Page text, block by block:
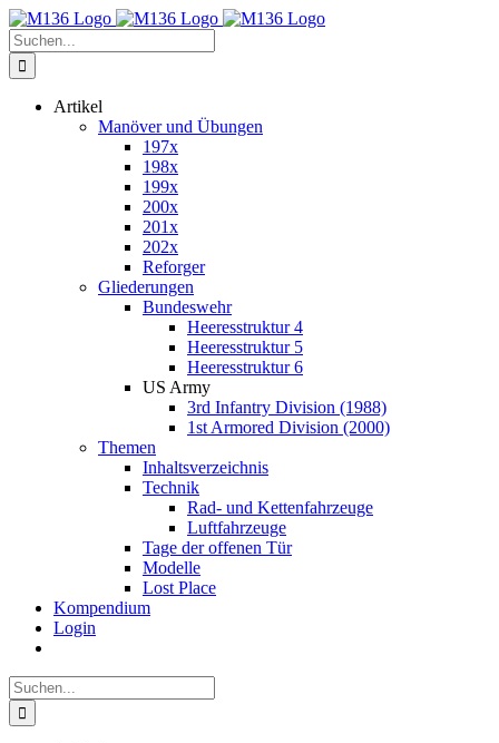
Zum
Inhalt
springen
Suche
nach:
Artikel
Manöver und Übungen
197x
198x
199x
200x
201x
202x
Reforger
Gliederungen
Bundeswehr
Heeresstruktur 4
Heeresstruktur 5
Heeresstruktur 6
US Army
3rd Infantry Division (1988)
1st Armored Division (2000)
Themen
Inhaltsverzeichnis
Technik
Rad- und Kettenfahrzeuge
Luftfahrzeuge
Tage der offenen Tür
Modelle
Lost Place
Kompendium
Login
Suche
nach: